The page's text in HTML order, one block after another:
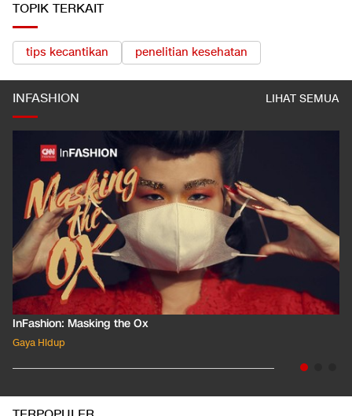
TOPIK TERKAIT
tips kecantikan penelitian kesehatan
INFASHION LIHAT SEMUA
InFashion: Masking the Ox
Gaya Hidup